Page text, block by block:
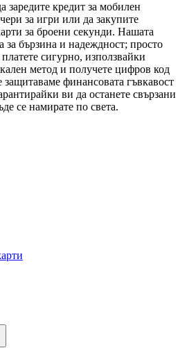
заредите кредит за мобилен
за игри или да закупите
за броени секунди. Нашата
за бързина и надеждност; просто
сигурно, използвайки
метод и получете цифров код
финансовата гъвкавост
ви да останете свързани
се намирате по света.